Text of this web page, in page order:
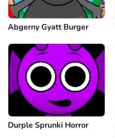
Abgerny Gyatt Burger
Durple Sprunki Horror